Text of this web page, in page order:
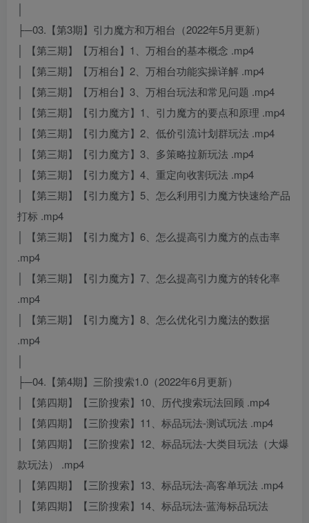
├─03.【第3期】引力魔方和万相台（2022年5月更新）
│ 【第三期】【万相台】1、万相台的基本概念 .mp4
│ 【第三期】【万相台】2、万相台功能实操详解 .mp4
│ 【第三期】【万相台】3、万相台玩法和常见问题 .mp4
│ 【第三期】【引力魔方】1、引力魔方的要点和原理 .mp4
│ 【第三期】【引力魔方】2、低价引流计划群玩法 .mp4
│ 【第三期】【引力魔方】3、多策略拉新玩法 .mp4
│ 【第三期】【引力魔方】4、重定向收割玩法 .mp4
│ 【第三期】【引力魔方】5、怎么利用引力魔方快速给产品
打标 .mp4
│ 【第三期】【引力魔方】6、怎么提高引力魔方的点击率
.mp4
│ 【第三期】【引力魔方】7、怎么提高引力魔方的转化率
.mp4
│ 【第三期】【引力魔方】8、怎么优化引力魔法的数据
.mp4
├─04.【第4期】三阶搜索1.0（2022年6月更新）
│ 【第四期】【三阶搜索】10、历代搜索玩法回顾 .mp4
│ 【第四期】【三阶搜索】11、标品玩法-测试玩法 .mp4
│ 【第四期】【三阶搜索】12、标品玩法-大类目玩法（大爆
款玩法） .mp4
│ 【第四期】【三阶搜索】13、标品玩法-高客单玩法 .mp4
│ 【第四期】【三阶搜索】14、标品玩法-蓝海标品玩法